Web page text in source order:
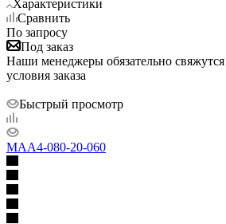
Характеристики
Сравнить
По запросу
Под заказ
Наши менеджеры обязательно
условия заказа
Быстрый просмотр
MAA4-080-20-060